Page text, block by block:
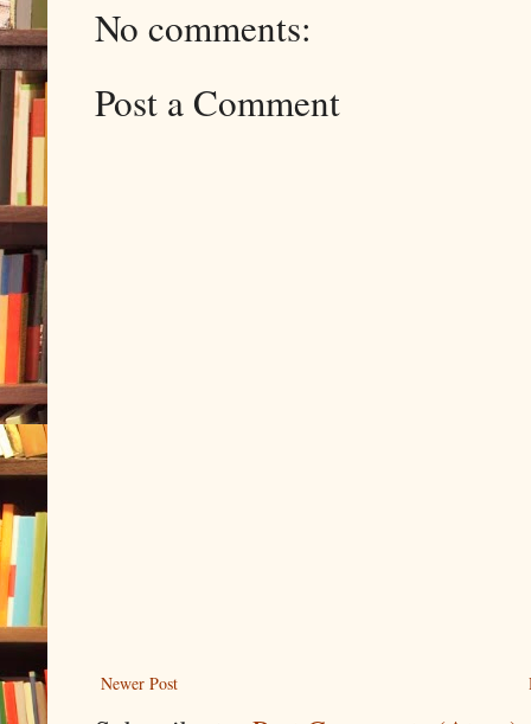
No comments:
Post a Comment
Newer Post